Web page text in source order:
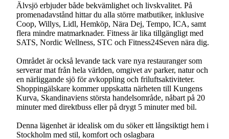
Älvsjö erbjuder både bekvämlighet och livskvalitet. På
promenadavstånd hittar du alla större matbutiker, inklusive
Coop, Willys, Lidl, Hemköp, Nära Dej, Tempo, ICA, samt
flera mindre matmarknader. Fitness är lika tillgängligt med
SATS, Nordic Wellness, STC och Fitness24Seven nära dig.
Området är också levande tack vare nya restauranger som
serverar mat från hela världen, omgivet av parker, natur och
en närliggande sjö för avkoppling och friluftsaktiviteter.
Shoppingälskare kommer uppskatta närheten till Kungens
Kurva, Skandinaviens största handelsområde, nåbart på 20
minuter med direktbuss eller på drygt 5 minuter med bil.
Denna lägenhet är idealisk om du söker ett långsiktigt hem i
Stockholm med stil, komfort och oslagbara